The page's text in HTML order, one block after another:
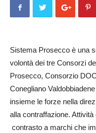
Sistema Prosecco è una
vo­lon­tà dei tre Consorzi
Pro­sec­co, Consorzio
Cone­glia­no
insieme le forze nella
alla contraffazione.
contrasto a marchi che